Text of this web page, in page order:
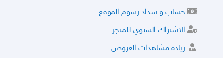
حساب و سداد رسوم الموقع
الاشتراك السنوي للمتجر
زيادة مشاهدات العروض